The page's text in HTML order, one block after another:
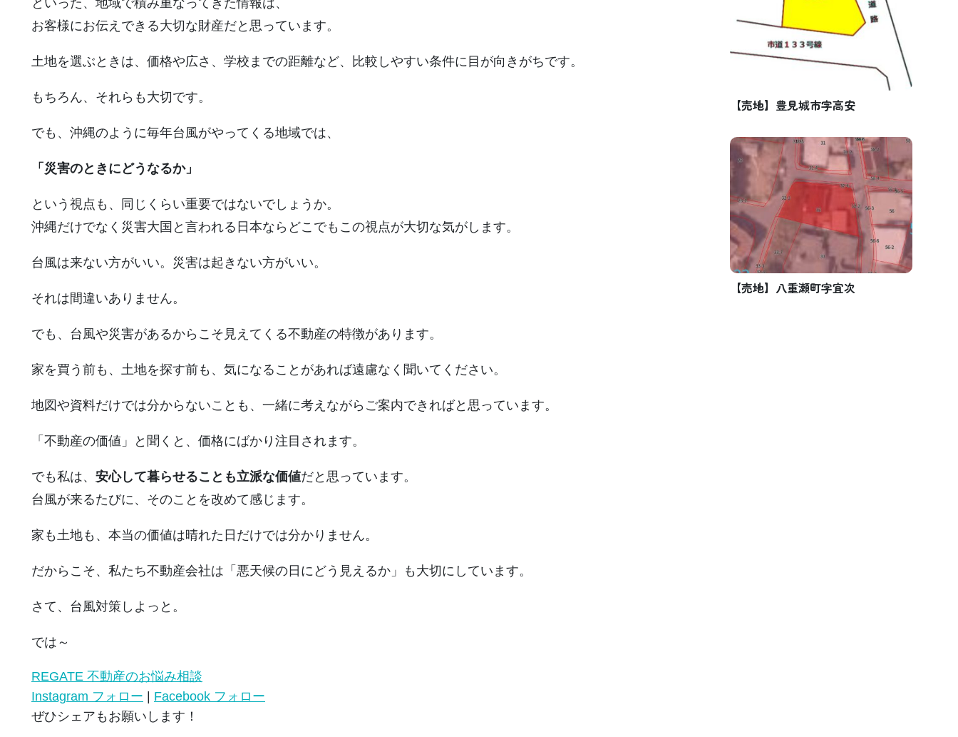
といった、地域で積み重なってきた情報は、
お客様にお伝えできる大切な財産だと思っています。
土地を選ぶときは、価格や広さ、学校までの距離など、比較しやすい条件に目が向きがちです。
もちろん、それらも大切です。
でも、沖縄のように毎年台風がやってくる地域では、
「災害のときにどうなるか」
という視点も、同じくらい重要ではないでしょうか。
沖縄だけでなく災害大国と言われる日本ならどこでもこの視点が大切な気がします。
台風は来ない方がいい。災害は起きない方がいい。
それは間違いありません。
でも、台風や災害があるからこそ見えてくる不動産の特徴があります。
家を買う前も、土地を探す前も、気になることがあれば遠慮なく聞いてください。
地図や資料だけでは分からないことも、一緒に考えながらご案内できればと思っています。
「不動産の価値」と聞くと、価格にばかり注目されます。
でも私は、 安心して暮らせることも立派な価値だと思っています。
台風が来るたびに、そのことを改めて感じます。
家も土地も、本当の価値は晴れた日だけでは分かりません。
だからこそ、私たち不動産会社は「悪天候の日にどう見えるか」も大切にしています。
さて、台風対策しよっと。
では～
REGATE 不動産のお悩み相談
Instagram フォロー
Facebook フォロー
ぜひシェアもお願いします！
【売地】豊見城市字高安
【売地】八重瀬町字宜次